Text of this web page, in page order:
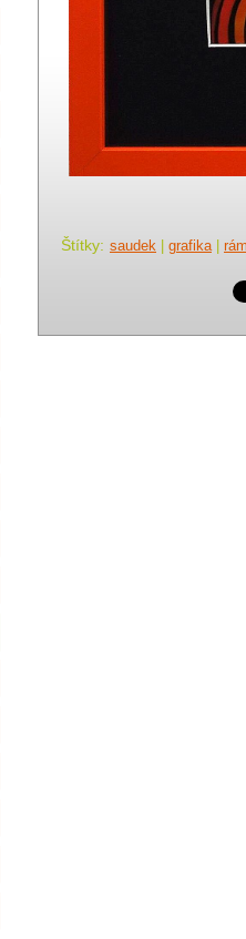
Štítky: saudek grafika rám